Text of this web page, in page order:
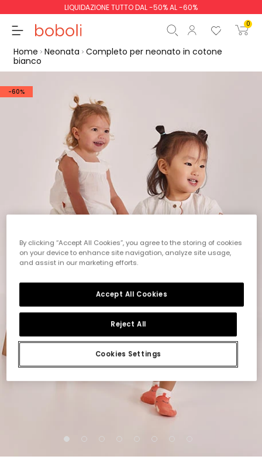
LIQUIDAZIONE TUTTO DAL -50% AL -60%
0
Continua Inizio ordine
Home Neonata Completo per neonato in cotone
bianco
-60%
1 2 3 4 5 6 7
By clicking “Accept All Cookies”, you agree to the storing of cookies
on your device to enhance site navigation, analyze site usage,
and assist in our marketing efforts.
Cookies Settings
Reject All
Accept All Cookies